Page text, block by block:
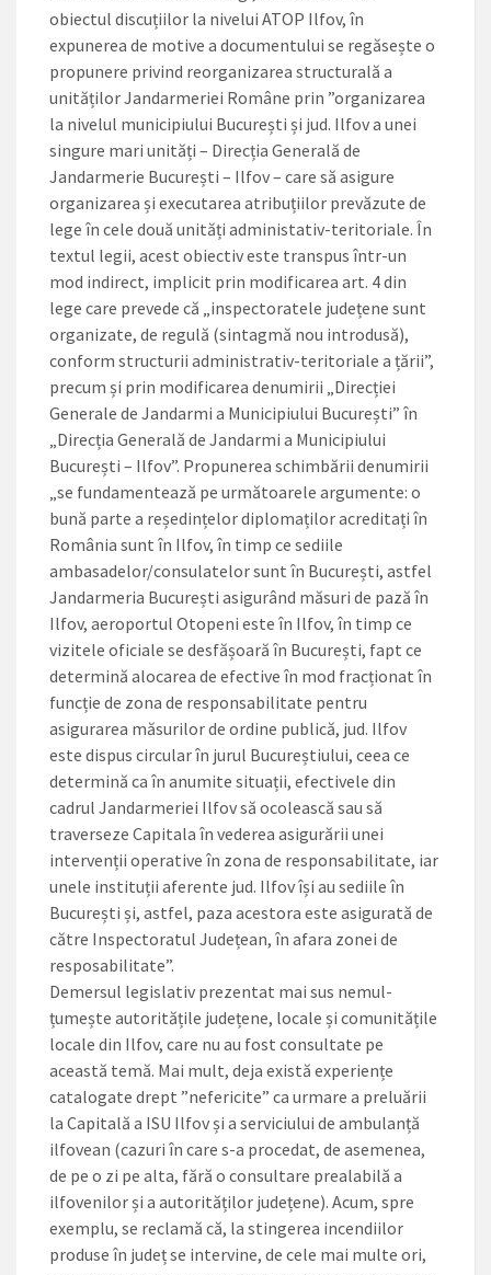
obiectul discuțiilor la nivelui ATOP Ilfov, în
expunerea de motive a documentului se regăsește o
propunere privind reorganizarea structurală a
unităților Jandarmeriei Române prin ”organizarea
la nivelul municipiului București și jud. Ilfov a unei
singure mari unități – Direcția Generală de
Jandarmerie București – Ilfov – care să asigure
organizarea și executarea atribuțiilor prevăzute de
lege în cele două unități administativ-teritoriale. În
textul legii, acest obiectiv este transpus într-un
mod indirect, implicit prin modificarea art. 4 din
lege care prevede că „inspectoratele județene sunt
organizate, de regulă (sintagmă nou introdusă),
conform structurii administrativ-teritoriale a țării”,
precum și prin modificarea denumirii „Direcției
Generale de Jandarmi a Municipiului București” în
„Direcția Generală de Jandarmi a Municipiului
București – Ilfov”. Propunerea schimbării denumirii
„se fundamentează pe următoarele argumente: o
bună parte a reședințelor diplomaților acreditați în
România sunt în Ilfov, în timp ce sediile
ambasadelor/consulatelor sunt în București, astfel
Jandarmeria București asigurând măsuri de pază în
Ilfov, aeroportul Otopeni este în Ilfov, în timp ce
vizitele oficiale se desfășoară în București, fapt ce
determină alocarea de efective în mod fracționat în
funcție de zona de responsabilitate pentru
asigurarea măsurilor de ordine publică, jud. Ilfov
este dispus circular în jurul Bucureștiului, ceea ce
determină ca în anumite situații, efectivele din
cadrul Jandarmeriei Ilfov să ocolească sau să
traverseze Capitala în vederea asigurării unei
intervenții operative în zona de responsabilitate, iar
unele instituții aferente jud. Ilfov își au sediile în
București și, astfel, paza acestora este asigurată de
către Inspectoratul Județean, în afara zonei de
resposabilitate”.
Demersul ­legislativ pre­zentat mai sus ne­mul­
țumește ­auto­rită­ți­le județene, locale și co­mu­nitățile
locale din Ilfov, care nu au fost consultate pe
această temă. Mai mult, deja există experiențe
catalogate drept ”nefericite” ca urmare a preluării
la Capitală a ISU Ilfov și a serviciului de ambulanță
ilfovean (cazuri în care s-a procedat, de asemenea,
de pe o zi pe alta, fără o consultare prealabilă a
ilfovenilor și a autorităților județene). Acum, spre
exemplu, se reclamă că, la stingerea incendiilor
produse în județ se intervine, de cele mai multe ori,